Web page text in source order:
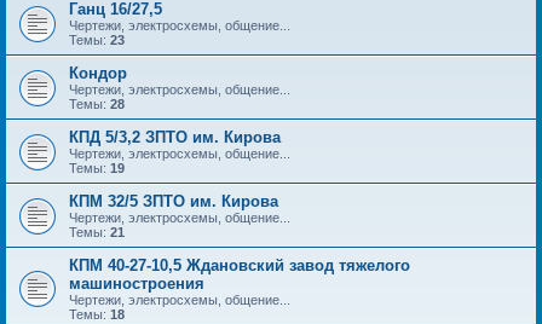
Ганц 16/27,5
Чертежи, электросхемы, общение...
Темы: 23
Кондор
Чертежи, электросхемы, общение...
Темы: 28
КПД 5/3,2 ЗПТО им. Кирова
Чертежи, электросхемы, общение...
Темы: 19
КПМ 32/5 ЗПТО им. Кирова
Чертежи, электросхемы, общение...
Темы: 21
КПМ 40-27-10,5 Ждановский завод тяжелого
машиностроения
Чертежи, электросхемы, общение...
Темы: 18